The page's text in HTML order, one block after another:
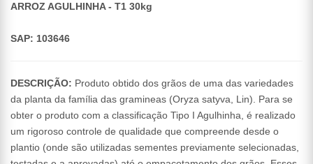
ARROZ AGULHINHA - T1 30kg
SAP: 103646
DESCRIÇÃO: Produto obtido dos grãos de uma das variedades
da planta da família das gramineas (Oryza satyva, Lin). Para se
obter o produto com a classificação Tipo I Agulhinha, é realizado
um rigoroso controle de qualidade que compreende desde o
plantio (onde são utilizadas sementes previamente selecionadas,